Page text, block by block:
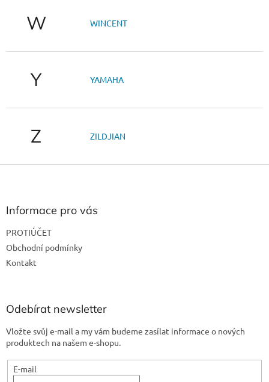
W WINCENT
Y YAMAHA
Z ZILDJIAN
Z
Informace pro vás
PROTIÚČET
Obchodní podmínky
Kontakt
Odebírat newsletter
Vložte svůj e-mail a my vám budeme zasílat informace o nových
produktech na našem e-shopu.
E-mail